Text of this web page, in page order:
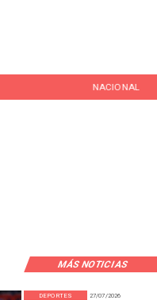
NACIONAL
MÁS NOTICIAS
27/07/2026
DEPORTES